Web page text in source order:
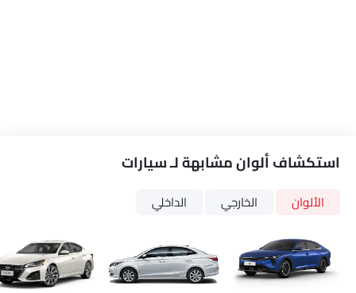
استكشاف ألوان مشابهة لـ سيارات
الألوان الخارجي الداخلي